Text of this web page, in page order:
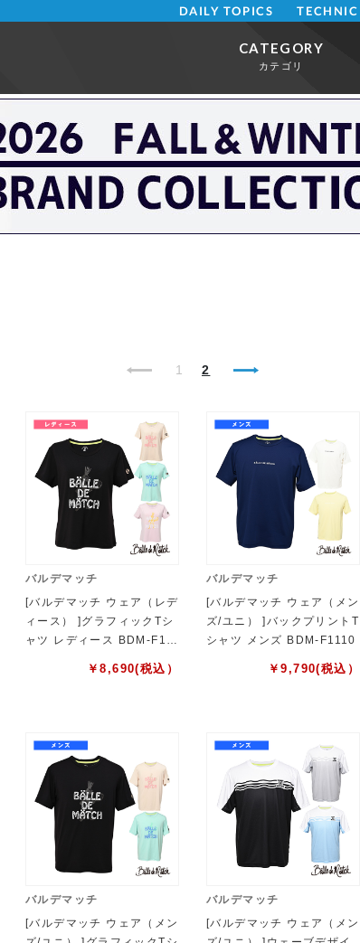
DAILY TOPICS TECHNIC
CATEGORY
カテゴリ
1 2
バルデマッチ
[バルデマッチ ウェア（レデ
ィース） ]グラフィックTシ
ャツ レディース BDM-F12
￥8,690(税込）
バルデマッチ
[バルデマッチ ウェア（メン
ズ/ユニ） ]バックプリントT
シャツ メンズ BDM-F1110
￥9,790(税込）
バルデマッチ
[バルデマッチ ウェア（メン
バルデマッチ
[バルデマッチ ウェア（メン